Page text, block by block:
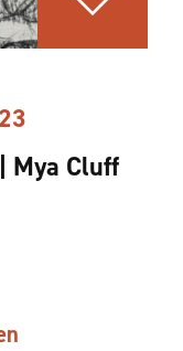
Mya Cluff